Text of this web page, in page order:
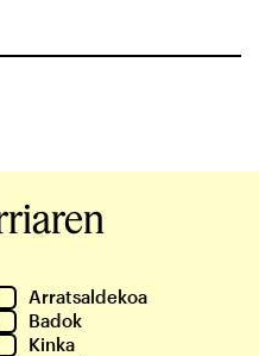
Arratsaldekoa
Badok
Kinka